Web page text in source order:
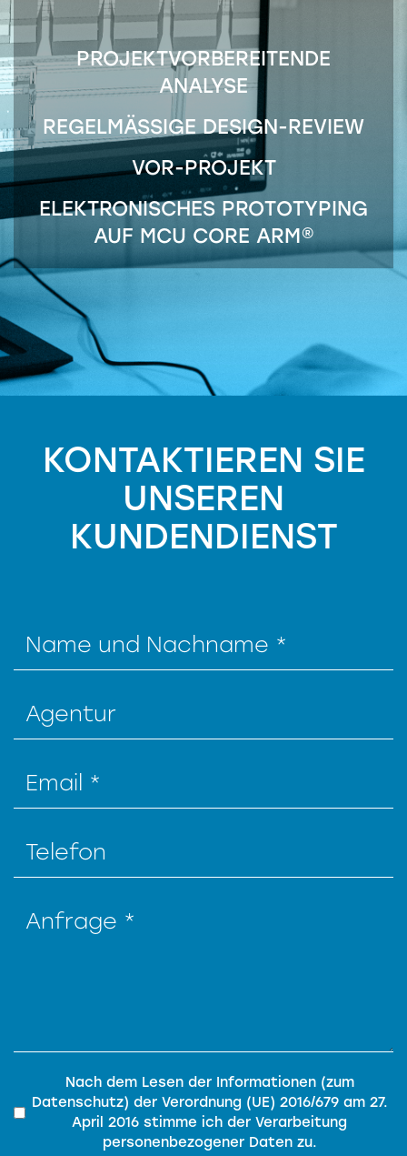
PROJEKTVORBEREITENDE
ANALYSE
REGELMÄSSIGE DESIGN-REVIEW
VOR-PROJEKT
ELEKTRONISCHES PROTOTYPING
AUF MCU CORE ARM®
KONTAKTIEREN SIE
UNSEREN
KUNDENDIENST
Privacy*
Nach dem Lesen der Informationen (zum
Datenschutz) der Verordnung (UE) 2016/679 am 27.
April 2016 stimme ich der Verarbeitung
personenbezogener Daten zu.